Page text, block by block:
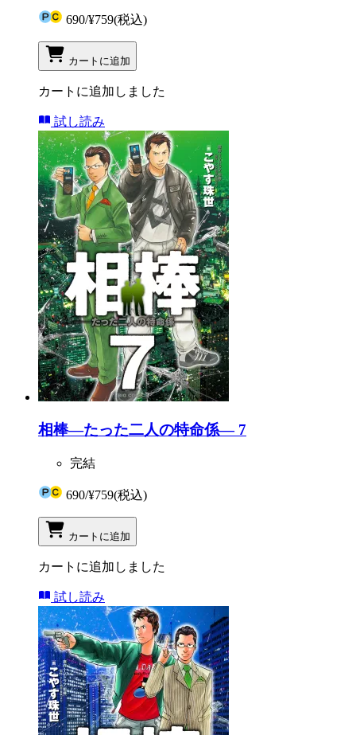
690/¥759(税込)
カートに追加
カートに追加しました
試し読み
相棒―たった二人の特命係― 7
完結
690/¥759(税込)
カートに追加
カートに追加しました
試し読み